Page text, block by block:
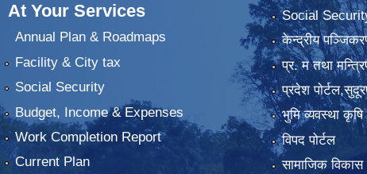
At Your Services
Annual Plan & Roadmaps
Facility & City tax
Social Security
Budget, Income & Expenses
Work Completion Report
Current Plan
Social
केन्द्रीय
प्र. म तथा
प्रदेश
भुमि व्यवस्था
विपद पोर्टल
सामाजिक विकास